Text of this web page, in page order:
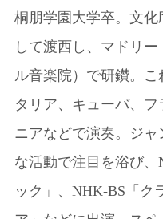
桐朋学園大学卒。文化
して渡西し、マドリ
ル音楽院）で研鑽。
タリア、キューバ、
ニアなどで演奏。ジ
な活動で注目を浴び
ック」、NHK-BS「ク